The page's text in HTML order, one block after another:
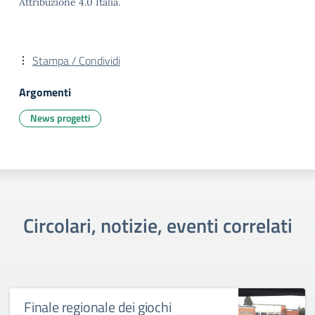
Stampa / Condividi
Argomenti
News progetti
Circolari, notizie, eventi correlati
Finale regionale dei giochi